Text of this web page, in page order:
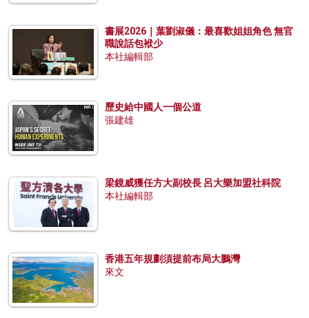
書展2026｜葉劉淑儀：最喜歡姐姐角色 無官
職說話包袱少
本社編輯部
歷史給中國人一個公道
張建雄
梁鏡威獲任方大副校長 呂大樂加盟社科院
本社編輯部
香港五年規劃須提前布局大鵬灣
來文